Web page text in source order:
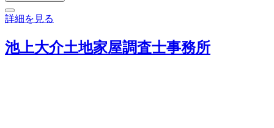
詳細を見る
池上大介土地家屋調査士事務所